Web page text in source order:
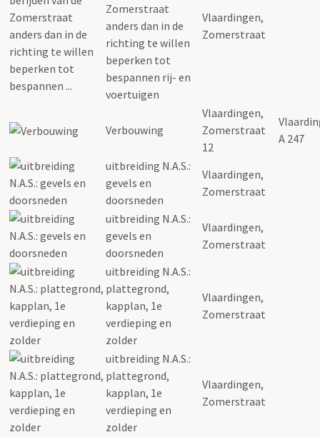
Zomerstraat
anders dan in de
richting te willen
beperken tot
bespannen rij- en
voertuigen
Vlaardingen,
Zomerstraat
Verbouwing
Vlaardingen,
Zomerstraat
12
A 247
uitbreiding N.A.S.:
gevels en
doorsneden
Vlaardingen,
Zomerstraat
uitbreiding N.A.S.:
gevels en
doorsneden
Vlaardingen,
Zomerstraat
uitbreiding N.A.S.:
plattegrond,
kapplan, 1e
verdieping en
zolder
Vlaardingen,
Zomerstraat
uitbreiding N.A.S.:
plattegrond,
kapplan, 1e
verdieping en
zolder
Vlaardingen,
Zomerstraat